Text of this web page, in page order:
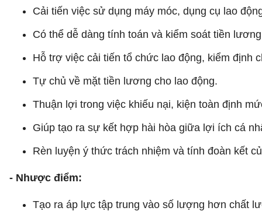
Cải tiến việc sử dụng máy móc, dụng cụ lao
Có thể dễ dàng tính toán và kiểm soát tiền
Hỗ trợ việc cải tiến tổ chức lao động, kiểm định
Tự chủ về mặt tiền lương cho lao động.
Thuận lợi trong việc khiếu nại, kiện toàn định
Giúp tạo ra sự kết hợp hài hòa giữa lợi ích cá
Rèn luyện ý thức trách nhiệm và tính đoàn kết
- Nhược điểm:
Tạo ra áp lực tập trung vào số lượng hơn chất